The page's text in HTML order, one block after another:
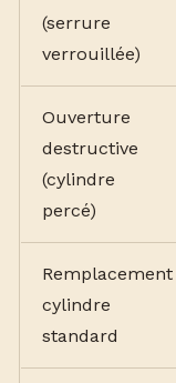
(serrure
verrouillée)
Ouverture
destructive
(cylindre
percé)
Remplacement
cylindre
standard